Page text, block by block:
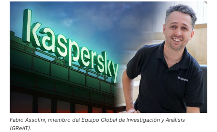
Fabio Assolini, miembro del Equipo Global de Investigación y Análisis
(GReAT).